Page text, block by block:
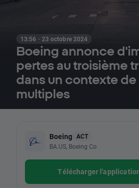
13:56 · 23 octobre 2024
Boeing annonce
pertes au troisième
dans un contexte
multiples
Boeing ACT
BA.US, Boeing Co
Télécharger